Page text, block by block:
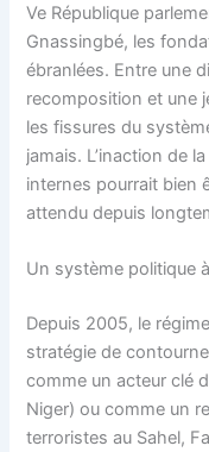
Ve République
Gnassingbé, les
ébranlées. Entre une
recomposition et une
les fissures du
jamais. L’inaction de
internes pourrait bien
attendu depuis
Un système politique
Depuis 2005, le
stratégie de
comme un acteur clé
Niger) ou comme un
terroristes au Sahel,